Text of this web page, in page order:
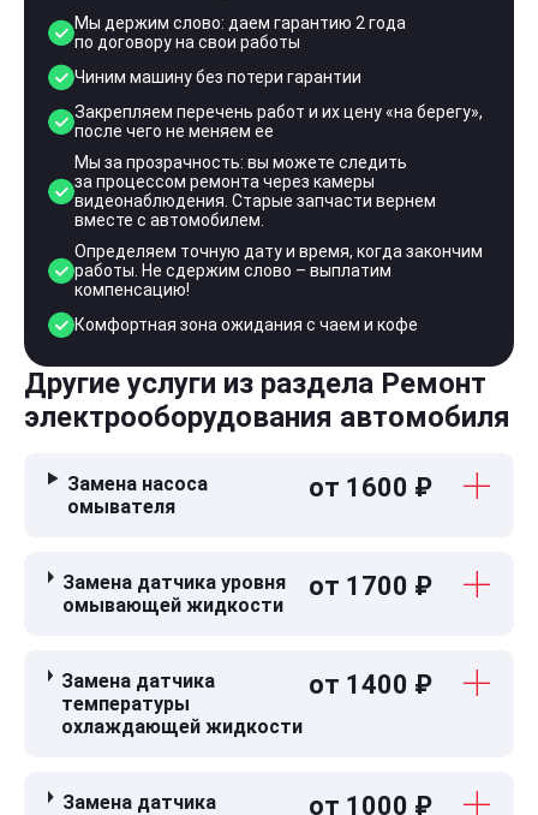
Мы держим слово: даем гарантию 2 года
по договору на свои работы
Чиним машину без потери гарантии
Закрепляем перечень работ и их цену «на берегу»,
после чего не меняем ее
Мы за прозрачность: вы можете следить
за процессом ремонта через камеры
видеонаблюдения. Старые запчасти вернем
вместе с автомобилем.
Определяем точную дату и время, когда закончим
работы. Не сдержим слово – выплатим
компенсацию!
Комфортная зона ожидания с чаем и кофе
Другие услуги из раздела Ремонт
электрооборудования автомобиля
Замена насоса
омывателя
от 1600 ₽
Замена датчика уровня
омывающей жидкости
от 1700 ₽
Замена датчика
температуры
охлаждающей жидкости
от 1400 ₽
Замена датчика
от 1000 ₽